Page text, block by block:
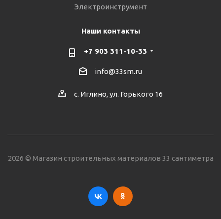
Электроинструмент
Наши контакты
+7 903 311-10-33
info@33sm.ru
с. Иглино, ул. Горького 16
2026 © Магазин строительных материалов 33 сантиметра